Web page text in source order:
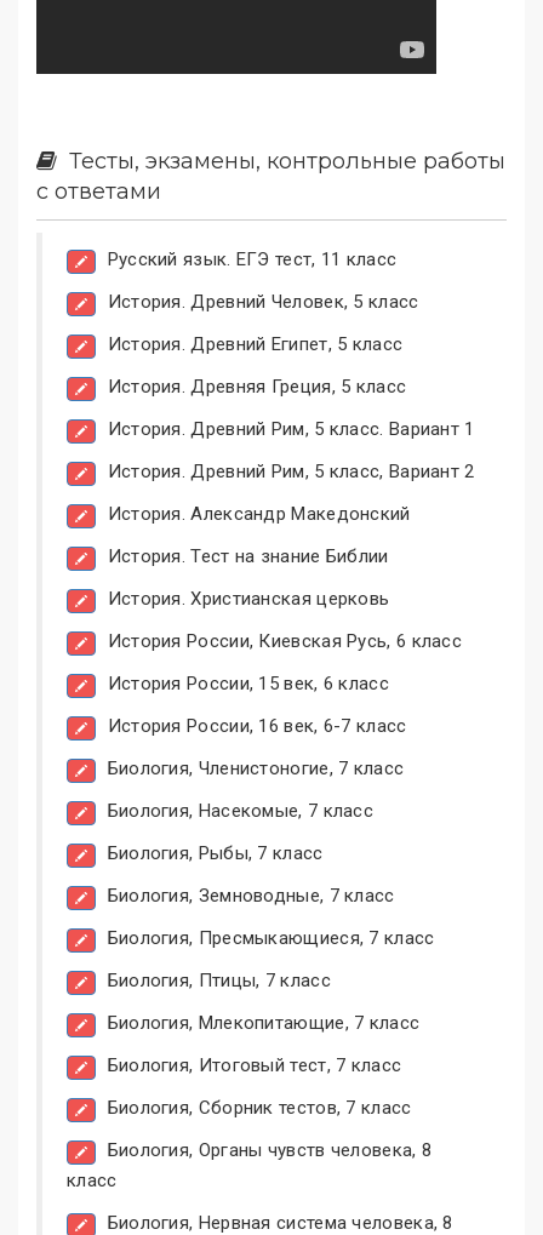
Тесты, экзамены, контрольные работы
с ответами
Русский язык. ЕГЭ тест, 11 класс
История. Древний Человек, 5 класс
История. Древний Египет, 5 класс
История. Древняя Греция, 5 класс
История. Древний Рим, 5 класс. Вариант 1
История. Древний Рим, 5 класс, Вариант 2
История. Александр Македонский
История. Тест на знание Библии
История. Христианская церковь
История России, Киевская Русь, 6 класс
История России, 15 век, 6 класс
История России, 16 век, 6-7 класс
Биология, Членистоногие, 7 класс
Биология, Насекомые, 7 класс
Биология, Рыбы, 7 класс
Биология, Земноводные, 7 класс
Биология, Пресмыкающиеся, 7 класс
Биология, Птицы, 7 класс
Биология, Млекопитающие, 7 класс
Биология, Итоговый тест, 7 класс
Биология, Сборник тестов, 7 класс
Биология, Органы чувств человека, 8
класс
Биология, Нервная система человека, 8